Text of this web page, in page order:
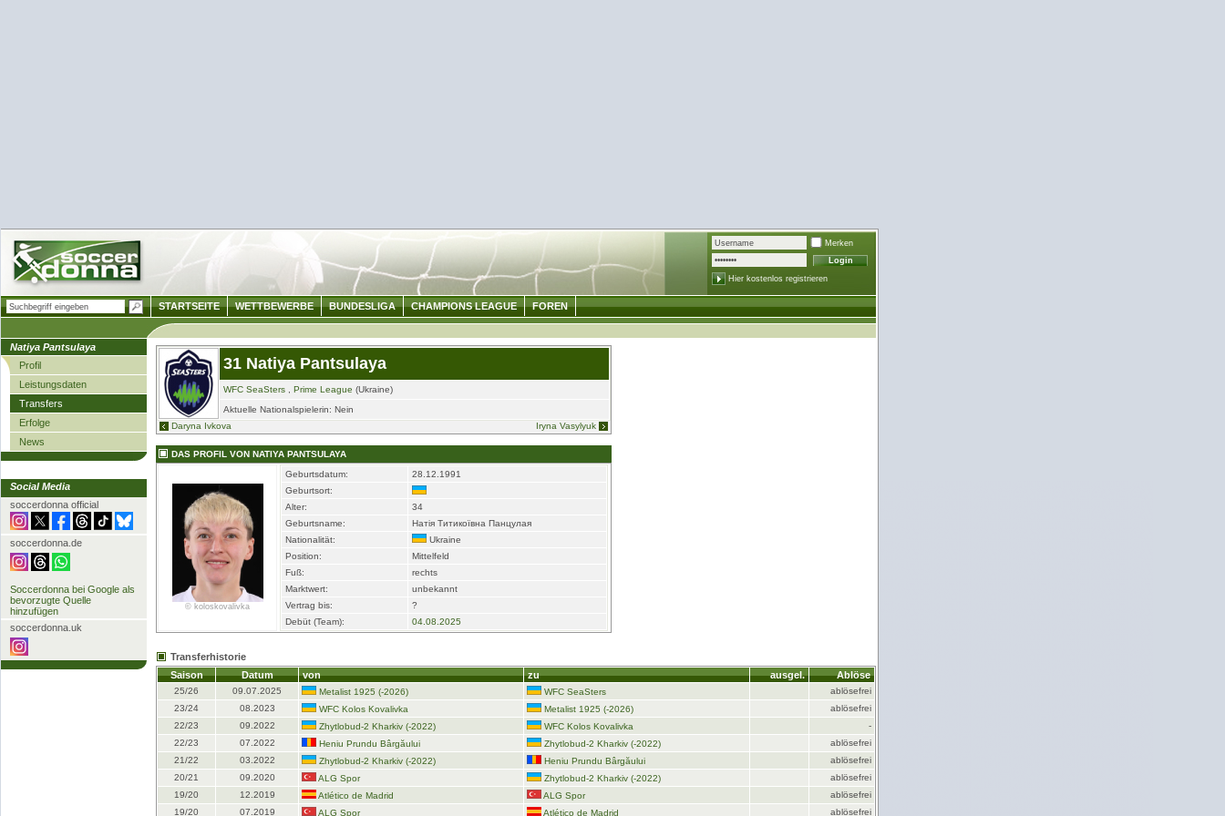
Natiya Pantsulaya
Profil
Leistungsdaten
Transfers
Erfolge
News
Social Media
soccerdonna official
soccerdonna.de
Soccerdonna bei Google als
bevorzugte Quelle
hinzufügen
soccerdonna.uk
31 Natiya Pantsulaya
WFC SeaSters Prime League (Ukraine)
Aktuelle Nationalspielerin: Nein
Daryna Ivkova
Iryna Vasylyuk
DAS PROFIL VON NATIYA PANTSULAYA
© koloskovalivka
Geburtsdatum:
28.12.1991
Geburtsort:
Alter:
34
Geburtsname:
Натія Титикоївна Панцулая
Nationalität:
Ukraine
Position:
Mittelfeld
Fuß:
rechts
Marktwert:
unbekannt
Vertrag bis:
?
Debüt (Team):
04.08.2025
Transferhistorie
Saison
Datum von zu ausgel. Ablöse
25/26 09.07.2025 Metalist 1925 (-2026) WFC SeaSters
ablösefrei
23/24
08.2023 WFC Kolos Kovalivka Metalist 1925 (-2026)
ablösefrei
22/23
09.2022 Zhytlobud-2 Kharkiv (-2022) WFC Kolos Kovalivka
-
22/23
07.2022 Heniu Prundu Bârgăului Zhytlobud-2 Kharkiv (-2022)
ablösefrei
21/22
03.2022 Zhytlobud-2 Kharkiv (-2022) Heniu Prundu Bârgăului
ablösefrei
20/21
09.2020 ALG Spor Zhytlobud-2 Kharkiv (-2022)
ablösefrei
19/20
12.2019 Atlético de Madrid ALG Spor
ablösefrei
19/20
07.2019 ALG Spor Atlético de Madrid ablösefrei
Merken
Hier kostenlos registrieren
STARTSEITE WETTBEWERBE BUNDESLIGA CHAMPIONS LEAGUE FOREN